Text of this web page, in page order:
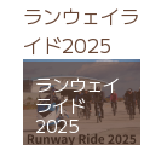
ランウェイラ
イド2025
ランウェイ
ライド
2025